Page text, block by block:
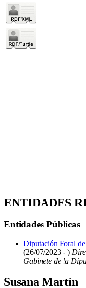
ENTIDADES
Entidades Públicas
Diputación Foral
(26/07/2023 - )
Gabinete de la
Susana Martín